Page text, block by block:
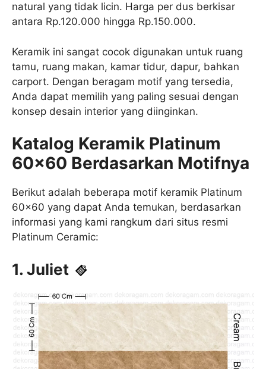
natural yang tidak licin. Harga per dus berkisar
antara Rp.120.000 hingga Rp.150.000.
Keramik ini sangat cocok digunakan untuk ruang
tamu, ruang makan, kamar tidur, dapur, bahkan
carport. Dengan beragam motif yang tersedia,
Anda dapat memilih yang paling sesuai dengan
konsep desain interior yang diinginkan.
Katalog Keramik Platinum
60×60 Berdasarkan Motifnya
Berikut adalah beberapa motif keramik Platinum
60×60 yang dapat Anda temukan, berdasarkan
informasi yang kami rangkum dari situs resmi
Platinum Ceramic:
1. Juliet